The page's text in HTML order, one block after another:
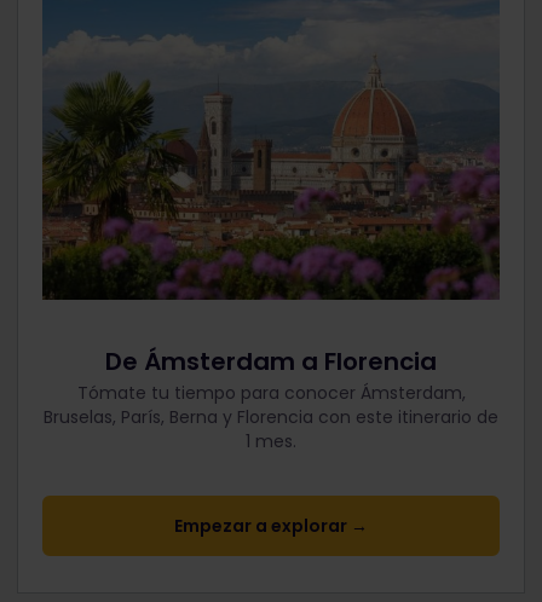
De Ámsterdam a Florencia
Tómate tu tiempo para conocer Ámsterdam,
Bruselas, París, Berna y Florencia con este itinerario de
1 mes.
Empezar a explorar →